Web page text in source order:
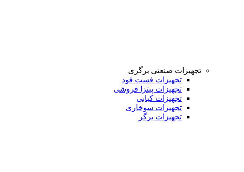
تجهیزات صنعتی برگری
تجهیزات فست فود
تجهیزات پیتزا فروشی
تجهیزات کبابی
تجهیزات سوخاری
تجهیزات برگر